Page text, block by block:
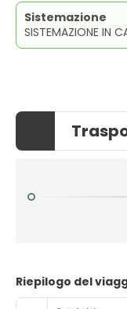
Sistemazione
SISTEMAZIONE IN
Riepilogo del